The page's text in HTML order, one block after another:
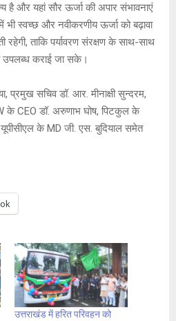
है और यहां सौर ऊर्जा की अपार संभावनाएं
भी स्वच्छ और नवीकरणीय ऊर्जा को बढ़ावा
रहेगी, ताकि पर्यावरण संरक्षण के साथ-साथ
उपलब्ध कराई जा सके।
प्रमुख सचिव डॉ. आर. मीनाक्षी सुन्दरम,
के CEO डॉ. अरुणाभ घोष, पिटकुल के
के MD जी. एस. बुदियाल समेत
उत्तराखंड में हरित परिवहन को